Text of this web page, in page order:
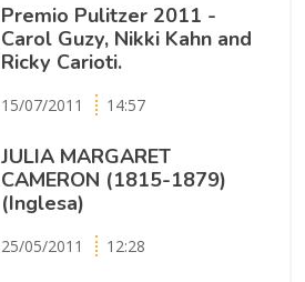
Premio Pulitzer 2011 -
Carol Guzy, Nikki Kahn and
Ricky Carioti.
15/07/2011 14:57
JULIA MARGARET
CAMERON (1815-1879)
(Inglesa)
25/05/2011 12:28